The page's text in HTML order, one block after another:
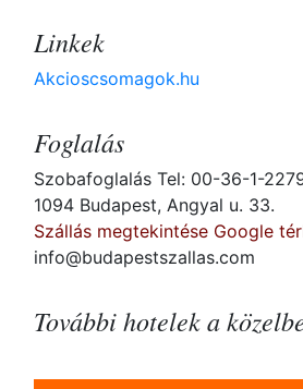
Linkek
Akcioscsomagok.hu
Foglalás
Szobafoglalás Tel: 00-36-1-
1094 Budapest, Angyal u. 33.
Szállás megtekintése Google
info@budapestszallas.com
További hotelek a